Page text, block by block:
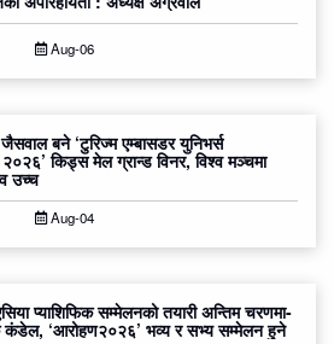
Aug-06
बने ‘टुरिज्म एम्बासडर युनिभर्स
किड्स मेल ग्रान्ड विनर, विश्व मञ्चमा
उच्च
Aug-04
प्याशिफिक सम्मेलनको तयारी अन्तिम चरणमा-
कंडेल, ‘आरोहण२०२६’ भव्य र सभ्य सम्मेलन हुने